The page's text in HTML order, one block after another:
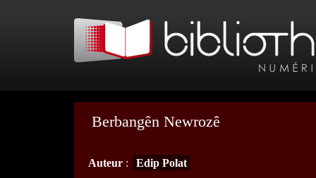
Berbangên Newrozê
Auteur : Edip Polat